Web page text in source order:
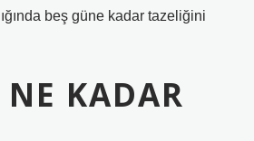
beş güne kadar tazeliğini
KADAR